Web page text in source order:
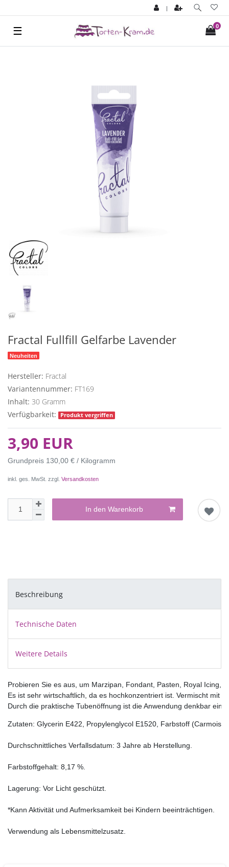
|
0
☰
Fractal Fullfill Gelfarbe Lavender
Neuheiten
Hersteller: Fractal
Variantennummer: FT169
Inhalt: 30 Gramm
Verfügbarkeit:
Produkt vergriffen
3,90 EUR
Grundpreis 130,00 € / Kilogramm
inkl. ges. MwSt. zzgl. Versandkosten
In den Warenkorb
Beschreibung
Technische Daten
Weitere Details
Probieren Sie es aus, um Marzipan, Fondant, Pasten, Royal Icing,
Es ist sehr wirtschaftlich, da es hochkonzentriert ist. Vermischt mit
Durch die praktische Tubenöffnung ist die Anwendung denkbar
Zutaten: Glycerin E422, Propylenglycol E1520, Farbstoff
Durchschnittliches Verfallsdatum: 3 Jahre ab Herstellung.
Farbstoffgehalt: 8,17 %.
Lagerung: Vor Licht geschützt.
*Kann Aktivität und Aufmerksamkeit bei Kindern beeinträchtigen.
Verwendung als Lebensmittelzusatz.